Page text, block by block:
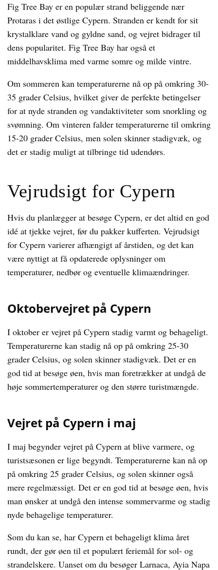
Fig Tree Bay er en populær strand beliggende nær
Protaras i det østlige Cypern. Stranden er kendt for sit
krystalklare vand og gyldne sand, og vejret bidrager til
dens popularitet. Fig Tree Bay har også et
middelhavsklima med varme somre og milde vintre.
Om sommeren kan temperaturerne nå op på omkring 30-
35 grader Celsius, hvilket giver de perfekte betingelser
for at nyde stranden og vandaktiviteter som snorkling og
svømning. Om vinteren falder temperaturerne til omkring
15-20 grader Celsius, men solen skinner stadigvæk, og
det er stadig muligt at tilbringe tid udendørs.
Vejrudsigt for Cypern
Hvis du planlægger at besøge Cypern, er det altid en god
idé at tjekke vejret, før du pakker kufferten. Vejrudsigt
for Cypern varierer afhængigt af årstiden, og det kan
være nyttigt at få opdaterede oplysninger om
temperaturer, nedbør og eventuelle klimaændringer.
Oktobervejret på Cypern
I oktober er vejret på Cypern stadig varmt og behageligt.
Temperaturerne kan stadig nå op på omkring 25-30
grader Celsius, og solen skinner stadigvæk. Det er en
god tid at besøge øen, hvis man foretrækker at undgå de
høje sommertemperaturer og den større turistmængde.
Vejret på Cypern i maj
I maj begynder vejret på Cypern at blive varmere, og
turistsæsonen er lige begyndt. Temperaturerne kan nå op
på omkring 25 grader Celsius, og solen skinner også
mere regelmæssigt. Det er en god tid at besøge øen, hvis
man ønsker at undgå den intense sommervarme og stadig
nyde behagelige temperaturer.
Som du kan se, har Cypern et behageligt klima året
rundt, der gør øen til et populært feriemål for sol- og
strandelskere. Uanset om du besøger Larnaca, Ayia Napa